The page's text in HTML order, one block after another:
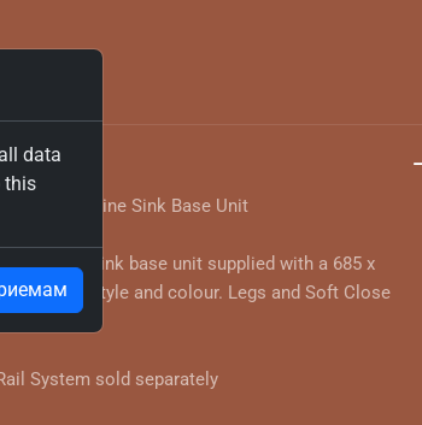
Highline Sink Base Unit
door sink base unit supplied with a 685 x
chosen style and colour. Legs and Soft Close
System sold separately
data
this